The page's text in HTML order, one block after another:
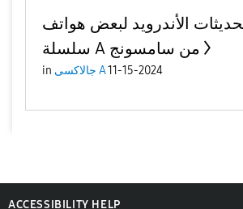
الأندرويد لبعض هواتف
سلسلة A من سامسونج
in جالاكسى A11-15-2024
ACCESSIBILITY HELP